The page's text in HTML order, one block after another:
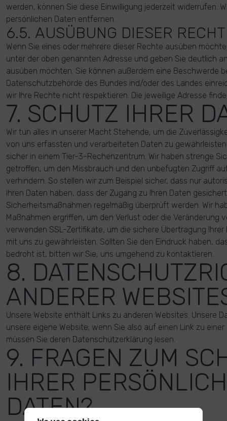
werden, können Sie diese Einwilligung jederzeit widerrufen.
persönlichen Daten entfernen.
6.5. AUSÜBUNG DIESER
Wenn Sie eines oder mehrere dieser Rechte ausüben
unter der oben genannten Adresse und geben Sie deutlich
ausüben möchten. Sie können außerdem eine Beschwerde
Datenschutzbehörde des Bundes ind/oder des Landes
wir Ihre Rechte nicht respektieren. Die jeweilige Adresse
7. SCHUTZ IHRER
Wir tun alles in unserer Macht Stehende, um die
von uns erfassten und verarbeiteten Daten zu
sicher in einem Tier-3-Rechenzentrum. Wir haben strenge
getroffen, um den Missbrauch und den unbefugten Zugriff
verhindern. So stellen wir zum Beispiel sicher, dass nur
Ihren Daten haben, dass der Zugang zu Ihren Daten
Sicherheitsmaßnahmen regelmäßig überprüft werden. Wir
Maßnahmen ergriffen, um den Verlust oder die Veränderung
verwenden SSL-Zertifikate, um die sichere Übertragung
mit uns zu gewährleisten. Sollten Sie den Eindruck haben,
bedroht ist, bitten wir Sie, uns umgehend zu kontaktieren.
8.
ANDERER
Unsere Website enthält Links zu anderen Websites. Unsere
unsere eigene Website; wenn Sie also auf einen Link zu
müssen Sie deren Datenschutzerklärung lesen.
9. FRAGEN ZUM
IHRER
DATEN?